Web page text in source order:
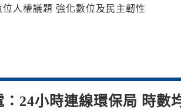
政府堅定支持國內外公私部門夥伴持續關注數位人權議題 強化數位及民主韌性
24小時連線環保局 時數